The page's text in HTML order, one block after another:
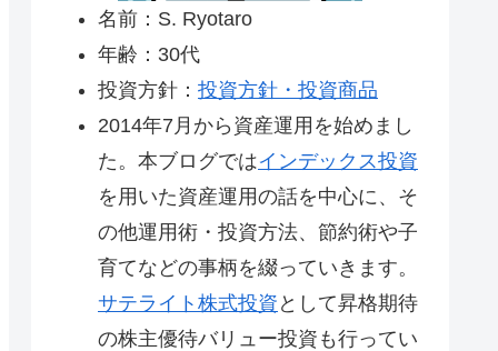
名前：S. Ryotaro
年齢：30代
投資方針： 投資方針・投資商品
2014年7月から資産運用を始めまし
た。本ブログではインデックス投資
を用いた資産運用の話を中心に、そ
の他運用術・投資方法、節約術や子
育てなどの事柄を綴っていきます。
サテライト株式投資 として昇格期待
の株主優待バリュー投資も行ってい